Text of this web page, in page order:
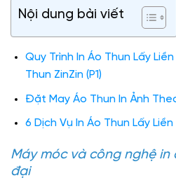
Nội dung bài viết
Quy Trình In Áo Thun Lấy
Thun ZinZin (P1)
Đặt May Áo Thun In Ảnh
6 Dịch Vụ In Áo Thun Lấy
Máy móc và công nghệ in
đại